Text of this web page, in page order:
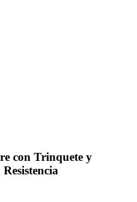
con Trinquete y